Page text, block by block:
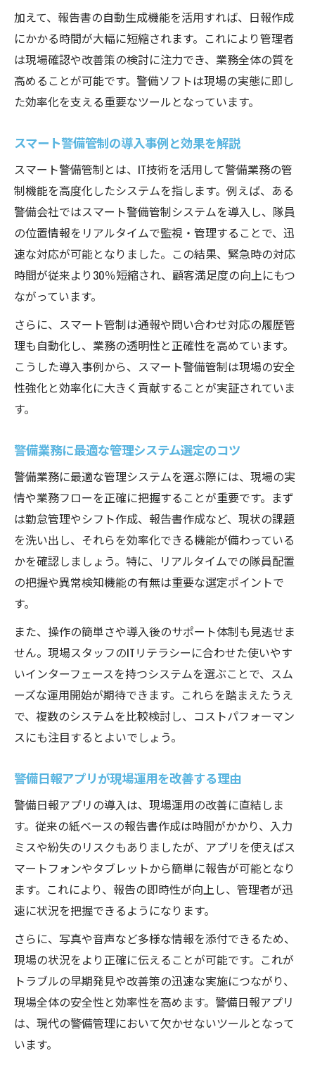
加えて、報告書の自動生成機能を活用すれば、日報作成
にかかる時間が大幅に短縮されます。これにより管理者
は現場確認や改善策の検討に注力でき、業務全体の質を
高めることが可能です。警備ソフトは現場の実態に即し
た効率化を支える重要なツールとなっています。
スマート警備管制の導入事例と効果を解説
スマート警備管制とは、IT技術を活用して警備業務の管
制機能を高度化したシステムを指します。例えば、ある
警備会社ではスマート警備管制システムを導入し、隊員
の位置情報をリアルタイムで監視・管理することで、迅
速な対応が可能となりました。この結果、緊急時の対応
時間が従来より30％短縮され、顧客満足度の向上にもつ
ながっています。
さらに、スマート管制は通報や問い合わせ対応の履歴管
理も自動化し、業務の透明性と正確性を高めています。
こうした導入事例から、スマート警備管制は現場の安全
性強化と効率化に大きく貢献することが実証されていま
す。
警備業務に最適な管理システム選定のコツ
警備業務に最適な管理システムを選ぶ際には、現場の実
情や業務フローを正確に把握することが重要です。まず
は勤怠管理やシフト作成、報告書作成など、現状の課題
を洗い出し、それらを効率化できる機能が備わっている
かを確認しましょう。特に、リアルタイムでの隊員配置
の把握や異常検知機能の有無は重要な選定ポイントで
す。
また、操作の簡単さや導入後のサポート体制も見逃せま
せん。現場スタッフのITリテラシーに合わせた使いやす
いインターフェースを持つシステムを選ぶことで、スム
ーズな運用開始が期待できます。これらを踏まえたうえ
で、複数のシステムを比較検討し、コストパフォーマン
スにも注目するとよいでしょう。
警備日報アプリが現場運用を改善する理由
警備日報アプリの導入は、現場運用の改善に直結しま
す。従来の紙ベースの報告書作成は時間がかかり、入力
ミスや紛失のリスクもありましたが、アプリを使えばス
マートフォンやタブレットから簡単に報告が可能となり
ます。これにより、報告の即時性が向上し、管理者が迅
速に状況を把握できるようになります。
さらに、写真や音声など多様な情報を添付できるため、
現場の状況をより正確に伝えることが可能です。これが
トラブルの早期発見や改善策の迅速な実施につながり、
現場全体の安全性と効率性を高めます。警備日報アプリ
は、現代の警備管理において欠かせないツールとなって
います。